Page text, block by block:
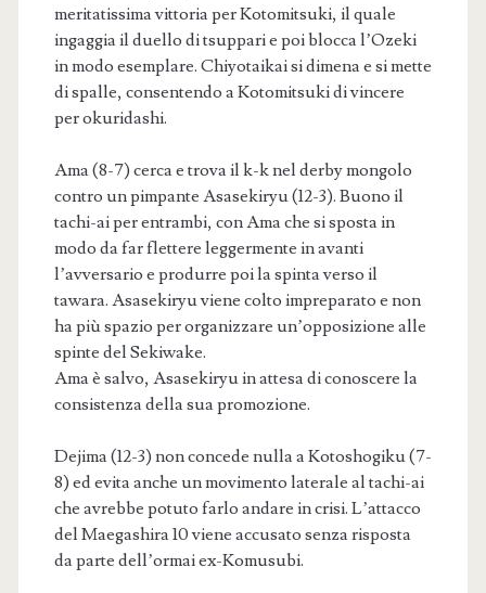
meritatissima vittoria per Kotomitsuki, il quale
ingaggia il duello di tsuppari e poi blocca l’Ozeki
in modo esemplare. Chiyotaikai si dimena e si mette
di spalle, consentendo a Kotomitsuki di vincere
per okuridashi.
Ama (8-7) cerca e trova il k-k nel derby mongolo
contro un pimpante Asasekiryu (12-3). Buono il
tachi-ai per entrambi, con Ama che si sposta in
modo da far flettere leggermente in avanti
l’avversario e produrre poi la spinta verso il
tawara. Asasekiryu viene colto impreparato e non
ha più spazio per organizzare un’opposizione alle
spinte del Sekiwake.
Ama è salvo, Asasekiryu in attesa di conoscere la
consistenza della sua promozione.
Dejima (12-3) non concede nulla a Kotoshogiku (7-
8) ed evita anche un movimento laterale al tachi-ai
che avrebbe potuto farlo andare in crisi. L’attacco
del Maegashira 10 viene accusato senza risposta
da parte dell’ormai ex-Komusubi.